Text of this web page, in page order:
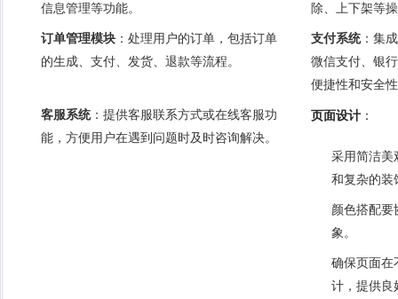
信息管理等功能。
除、上下架等
订单管理模块 ：处理用户的订单，包括订单
的生成、支付、发货、退款等流程。
支付系统：集
微信支付、银
便捷性和安全
客服系统：提供客服联系方式或在线客服功
能，方便用户在遇到问题时及时咨询解决。
页面设计 ：
采用简洁美
和复杂的装
颜色搭配要
象。
确保页面在
计，提供良